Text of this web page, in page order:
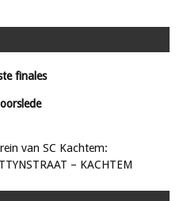
finales
van SC Kachtem:
– KACHTEM